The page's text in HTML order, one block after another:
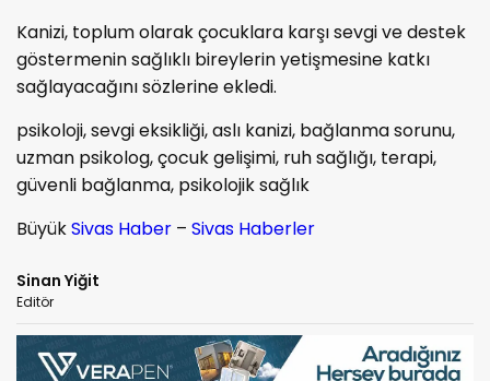
Kanizi, toplum olarak çocuklara karşı sevgi ve destek
göstermenin sağlıklı bireylerin yetişmesine katkı
sağlayacağını sözlerine ekledi.
psikoloji, sevgi eksikliği, aslı kanizi, bağlanma sorunu,
uzman psikolog, çocuk gelişimi, ruh sağlığı, terapi,
güvenli bağlanma, psikolojik sağlık
BüyükSivas Haber – Sivas Haberler
Sinan Yiğit
Editör